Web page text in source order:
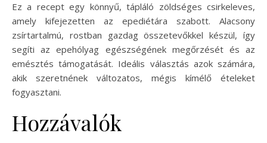
Ez a recept egy könnyű, tápláló zöldséges csirkeleves,
amely kifejezetten az epediétára szabott. Alacsony
zsírtartalmú, rostban gazdag összetevőkkel készül, így
segíti az epehólyag egészségének megőrzését és az
emésztés támogatását. Ideális választás azok számára,
akik szeretnének változatos, mégis kímélő ételeket
fogyasztani.
Hozzávalók